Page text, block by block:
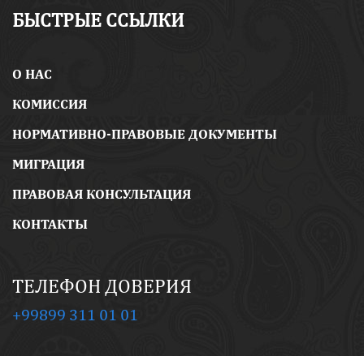
БЫСТРЫЕ ССЫЛКИ
O НАС
КОМИССИЯ
НОРМАТИВНО-ПРАВОВЫЕ ДОКУМЕНТЫ
МИГРАЦИЯ
ПРАВОВАЯ КОНСУЛЬТАЦИЯ
КОНТАКТЫ
ТЕЛЕФОН ДОВЕРИЯ
+99899 311 01 01